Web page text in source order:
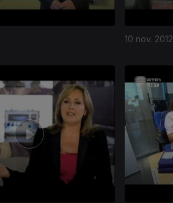
10 nov. 2012